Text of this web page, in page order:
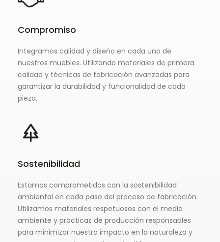
Compromiso
Integramos calidad y diseño en cada uno de
nuestros muebles. Utilizando materiales de primera
calidad y técnicas de fabricación avanzadas para
garantizar la durabilidad y funcionalidad de cada
pieza.
Sostenibilidad
Estamos comprometidos con la sostenibilidad
ambiental en cada paso del proceso de fabricación.
Utilizamos materiales respetuosos con el medio
ambiente y prácticas de producción responsables
para minimizar nuestro impacto en la naturaleza y